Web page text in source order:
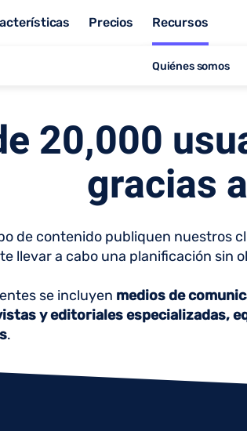
Precios Recursos
Quiénes somos
20,000
gracias
de contenido publiquen nuestros
llevar a cabo una planificación sin
se incluyen medios de
y editoriales especializadas,
.